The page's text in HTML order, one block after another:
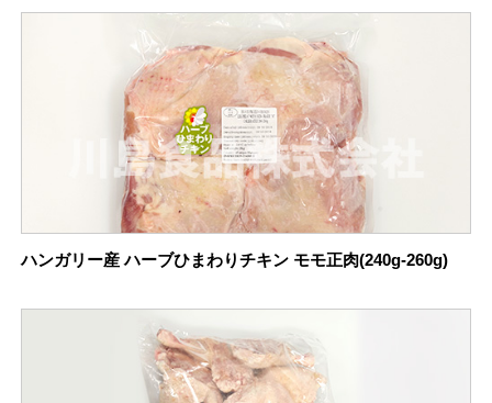
ハンガリー産 ハーブひまわりチキン モモ正肉(240g-260g)